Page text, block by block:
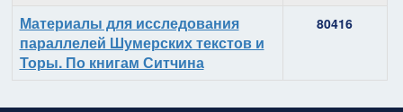
Материалы для исследования
параллелей Шумерских текстов и
Торы. По книгам Ситчина
80416